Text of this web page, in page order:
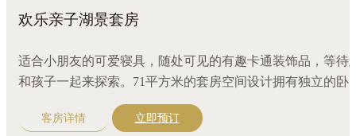
欢乐亲子湖景套房
适合小朋友的可爱寝具，随处可见的有趣卡通装饰品，等待
和孩子一起来探索。71平方米的套房空间设计拥有独立的卧
室、客厅和三区分离的盥洗室。视野辽阔的湖光景致，令人
旷神怡。卧房设有一张大床和一张单人小床，配有咖啡机、
客房详情 立即预订